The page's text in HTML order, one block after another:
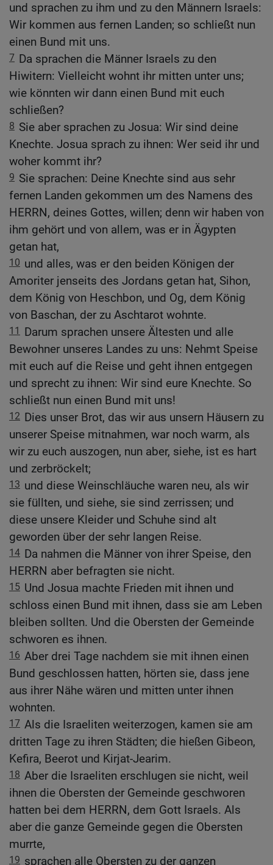
und sprachen zu ihm und zu den Männern Israels:
Wir kommen aus fernen Landen; so schließt nun
einen Bund mit uns.
7 Da sprachen die Männer Israels zu den
Hiwitern: Vielleicht wohnt ihr mitten unter uns;
wie könnten wir dann einen Bund mit euch
schließen?
8 Sie aber sprachen zu Josua: Wir sind deine
Knechte. Josua sprach zu ihnen: Wer seid ihr und
woher kommt ihr?
9 Sie sprachen: Deine Knechte sind aus sehr
fernen Landen gekommen um des Namens des
HERRN, deines Gottes, willen; denn wir haben von
ihm gehört und von allem, was er in Ägypten
getan hat,
10 und alles, was er den beiden Königen der
Amoriter jenseits des Jordans getan hat, Sihon,
dem König von Heschbon, und Og, dem König
von Baschan, der zu Aschtarot wohnte.
11
Darum sprachen unsere Ältesten und alle
Bewohner unseres Landes zu uns: Nehmt Speise
mit euch auf die Reise und geht ihnen entgegen
und sprecht zu ihnen: Wir sind eure Knechte. So
schließt nun einen Bund mit uns!
12 Dies unser Brot, das wir aus unsern Häusern zu
unserer Speise mitnahmen, war noch warm, als
wir zu euch auszogen, nun aber, siehe, ist es hart
und zerbröckelt;
13 und diese Weinschläuche waren neu, als wir
sie füllten, und siehe, sie sind zerrissen; und
diese unsere Kleider und Schuhe sind alt
geworden über der sehr langen Reise.
14 Da nahmen die Männer von ihrer Speise, den
HERRN aber befragten sie nicht.
15 Und Josua machte Frieden mit ihnen und
schloss einen Bund mit ihnen, dass sie am Leben
bleiben sollten. Und die Obersten der Gemeinde
schworen es ihnen.
16 Aber drei Tage nachdem sie mit ihnen einen
Bund geschlossen hatten, hörten sie, dass jene
aus ihrer Nähe wären und mitten unter ihnen
wohnten.
17 Als die Israeliten weiterzogen, kamen sie am
dritten Tage zu ihren Städten; die hießen Gibeon,
Kefira, Beerot und Kirjat-Jearim.
18 Aber die Israeliten erschlugen sie nicht, weil
ihnen die Obersten der Gemeinde geschworen
hatten bei dem HERRN, dem Gott Israels. Als
aber die ganze Gemeinde gegen die Obersten
murrte,
19 sprachen alle Obersten zu der ganzen